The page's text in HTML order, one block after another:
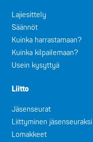
Lajiesittely
Säännöt
Kuinka harrastamaan?
Kuinka kilpailemaan?
Usein kysyttyä
Liitto
Jäsenseurat
Liittyminen jäsenseuraksi
Lomakkeet